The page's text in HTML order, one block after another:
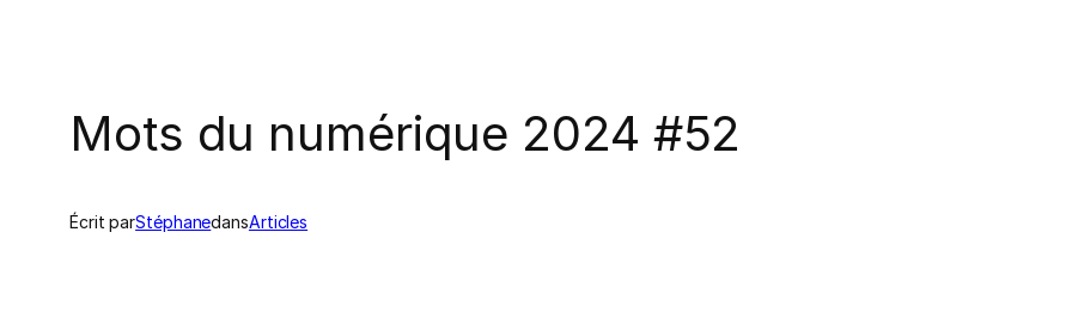
Mots du numérique 2024 #52
Écrit parStéphanedansArticles